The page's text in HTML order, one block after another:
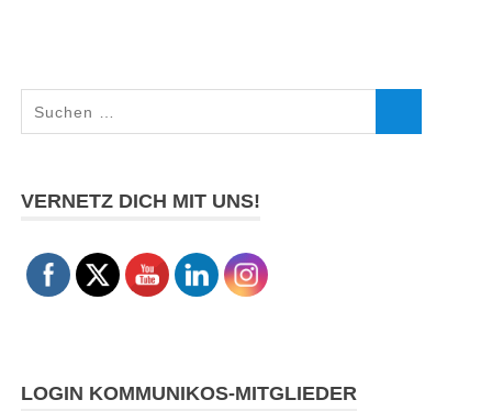
VERNETZ DICH MIT UNS!
LOGIN KOMMUNIKOS-MITGLIEDER